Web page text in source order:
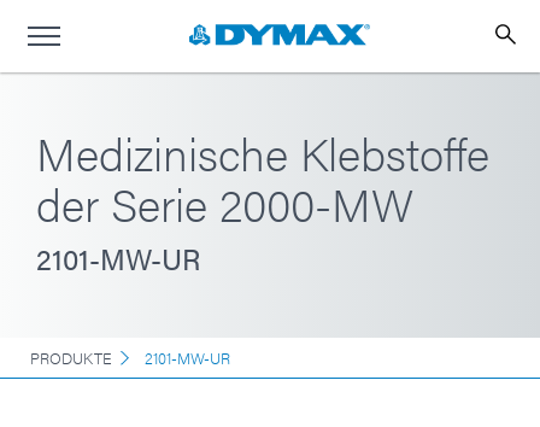
Medizinische Klebstoffe
der Serie 2000-MW
2101-MW-UR
PRODUKTE 2101-MW-UR